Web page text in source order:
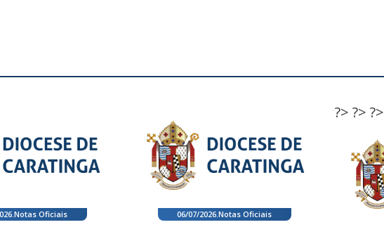
?> ?>
.Notas Oficiais
?>
06/07/2026.Notas Oficiais